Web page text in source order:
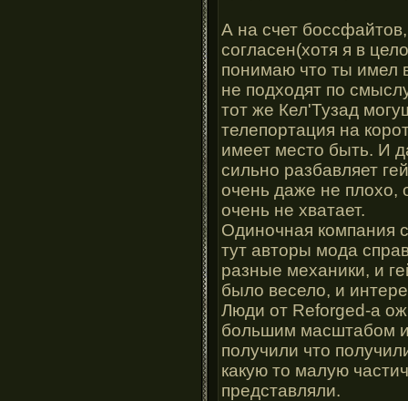
А на счет
согласен(хотя я в
понимаю что ты имел
не подходят по
тот же Кел'Тузад
телепортация на
имеет место быть. И
сильно разбавляет
очень даже не плохо,
очень не хватает.
Одиночная компания
тут авторы мода
разные механики, и
было весело, и
Люди от Reforged-а
большим масштабом
получили что
какую то малую
представляли.